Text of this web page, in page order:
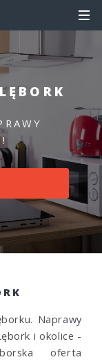
Naprawy
i okolice -
oferta